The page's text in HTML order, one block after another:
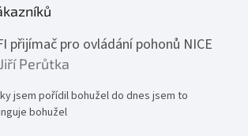
přijímač pro ovládání pohonů NICE
produktu je 1 z 5 hvězdiček.
Jiří Perůtka
jsem pořídil bohužel do dnes jsem to
bohužel